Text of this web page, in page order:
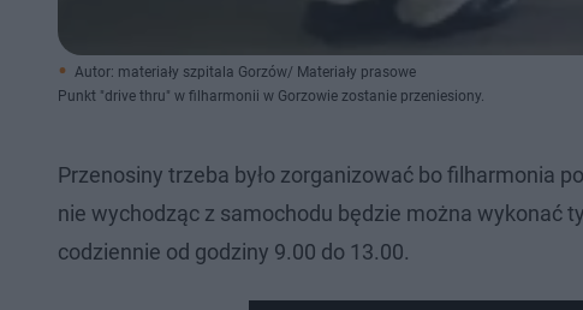
Autor: materiały szpitala Gorzów/ Materiały prasowe
Punkt "drive thru" w filharmonii w Gorzowie zostanie przeniesiony.
Przenosiny trzeba było zorganizować bo filharmonia
nie wychodząc z samochodu będzie można wykonać
codziennie od godziny 9.00 do 13.00.